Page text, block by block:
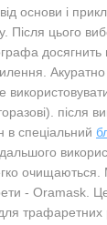
основи і
Після цього
досягнить
Акуратно
після
в спеціальний
очищаються.
- Oramask.
трафаретних